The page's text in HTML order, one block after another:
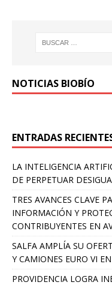
NOTICIAS BIOBÍO
ENTRADAS
LA INTELIGENCIA
DE PERPETUAR
TRES AVANCES CLAVE
INFORMACIÓN Y
CONTRIBUYENTES EN
SALFA AMPLÍA SU
Y CAMIONES EURO VI
PROVIDENCIA LOGRA